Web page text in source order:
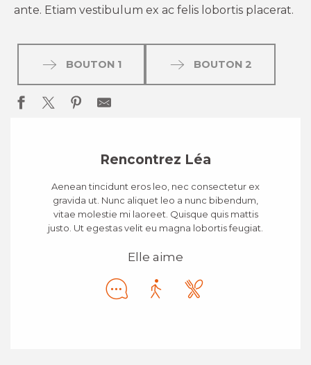
ante. Etiam vestibulum ex ac felis lobortis placerat.
BOUTON 1 BOUTON 2
Rencontrez Léa
Aenean tincidunt eros leo, nec consectetur ex
gravida ut. Nunc aliquet leo a nunc bibendum,
vitae molestie mi laoreet. Quisque quis mattis
justo. Ut egestas velit eu magna lobortis feugiat.
Elle aime